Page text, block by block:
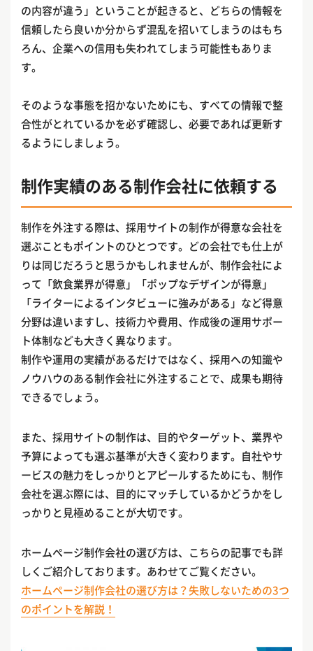
の内容が違う」ということが起きると、どちらの情報を
信頼したら良いか分からず混乱を招いてしまうのはもち
ろん、企業への信用も失われてしまう可能性もありま
す。
そのような事態を招かないためにも、すべての情報で整
合性がとれているかを必ず確認し、必要であれば更新す
るようにしましょう。
制作実績のある制作会社に依頼する
制作を外注する際は、採用サイトの制作が得意な会社を
選ぶこともポイントのひとつです。どの会社でも仕上が
りは同じだろうと思うかもしれませんが、制作会社によ
って「飲食業界が得意」「ポップなデザインが得意」
「ライターによるインタビューに強みがある」など得意
分野は違いますし、技術力や費用、作成後の運用サポー
ト体制なども大きく異なります。
制作や運用の実績があるだけではなく、採用への知識や
ノウハウのある制作会社に外注することで、成果も期待
できるでしょう。
また、採用サイトの制作は、目的やターゲット、業界や
予算によっても選ぶ基準が大きく変わります。自社やサ
ービスの魅力をしっかりとアピールするためにも、制作
会社を選ぶ際には、目的にマッチしているかどうかをし
っかりと見極めることが大切です。
ホームぺージ制作会社の選び方は、こちらの記事でも詳
しくご紹介しております。あわせてご覧ください。
ホームページ制作会社の選び方は？失敗しないための3つ
のポイントを解説！